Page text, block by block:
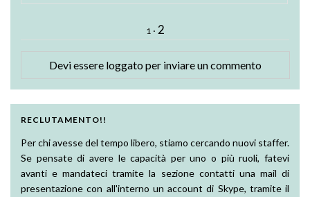
1· 2
Devi essere loggato per inviare un commento
RECLUTAMENTO!!
Per chi avesse del tempo libero, stiamo cercando nuovi staffer.
Se pensate di avere le capacità per uno o più ruoli, fatevi
avanti e mandateci tramite la sezione contatti una mail di
presentazione con all'interno un account di Skype, tramite il